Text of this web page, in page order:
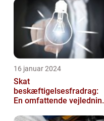
16 januar 2024
Skat
beskæftigelsesfradrag:
En omfattende